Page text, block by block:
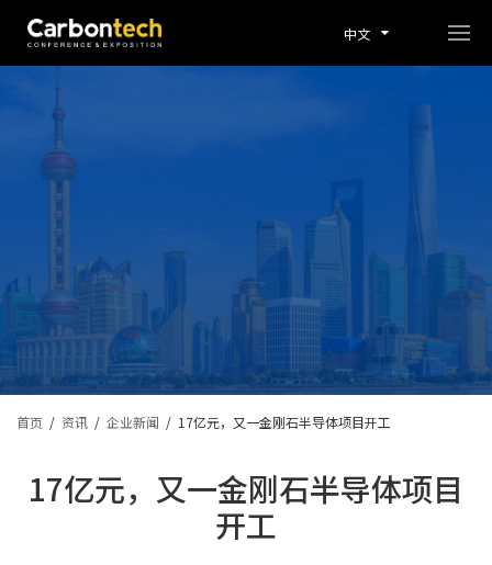
中文
首页 / 资讯 / 企业新闻 / 17亿元，又一金刚石半导体项目开工
17亿元，又一金刚石半导体项目
开工